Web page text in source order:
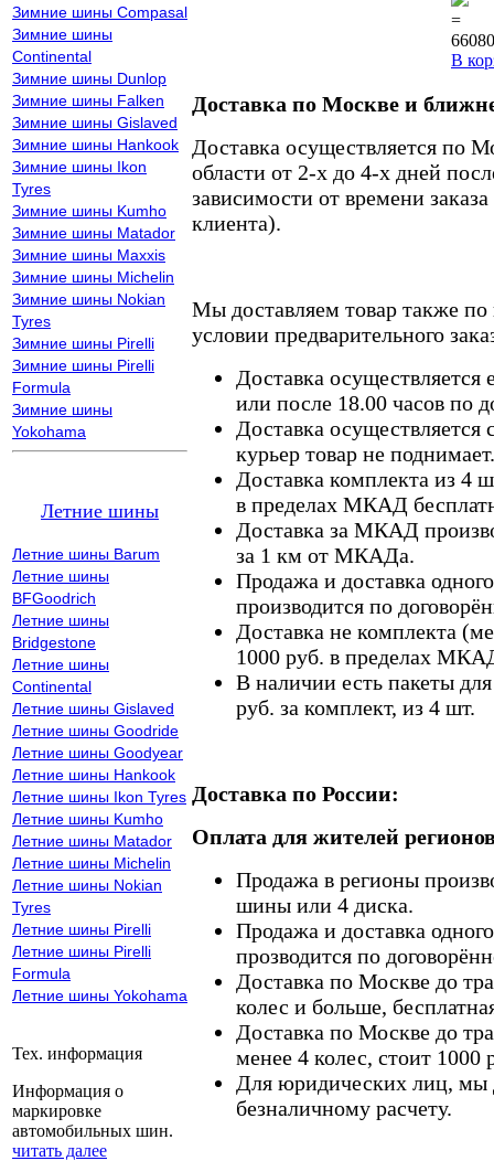
Зимние шины Compasal
Зимние шины
Continental
Зимние шины Dunlop
Зимние шины Falken
Зимние шины Gislaved
Зимние шины Hankook
Зимние шины Ikon
Tyres
Зимние шины Kumho
Зимние шины Matador
Зимние шины Maxxis
Зимние шины Michelin
Зимние шины Nokian
Tyres
Зимние шины Pirelli
Зимние шины Pirelli
Formula
Зимние шины
Yokohama
Летние шины
Летние шины Barum
Летние шины
BFGoodrich
Летние шины
Bridgestone
Летние шины
Continental
Летние шины Gislaved
Летние шины Goodride
Летние шины Goodyear
Летние шины Hankook
Летние шины Ikon Tyres
Летние шины Kumho
Летние шины Matador
Летние шины Michelin
Летние шины Nokian
Tyres
Летние шины Pirelli
Летние шины Pirelli
Formula
Летние шины Yokohama
Тех. информация
Информация о
маркировке
автомобильных шин.
читать далее
=
В
Доставка по Москве и
Доставка осуществляется по
области от 2-х до 4-х дней
зависимости от времени
клиента).
Мы доставляем товар также
условии предварительного
Доставка осуществляется
или после 18.00 часов по
Доставка осуществляется
курьер товар не поднимает.
Доставка комплекта из 4
в пределах МКАД
Доставка за МКАД
за 1 км от МКАДа.
Продажа и доставка
производится по
Доставка не комплекта
1000 руб. в пределах
В наличии есть пакеты
руб. за комплект, из 4 шт.
Доставка по России:
Оплата для жителей
Продажа в регионы
шины или 4 диска.
Продажа и доставка
прозводится по
Доставка по Москве до
колес и больше,
Доставка по Москве до
менее 4 колес, стоит 1000
Для юридических лиц, мы
безналичному расчету.